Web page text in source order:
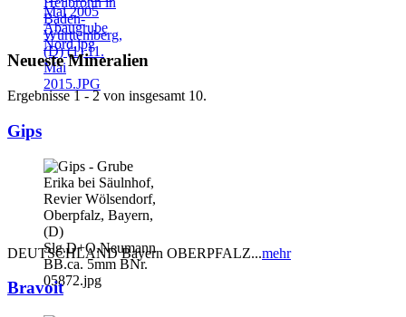
Neueste Mineralien
Ergebnisse 1 - 2 von insgesamt 10.
Gips
DEUTSCHLAND Bayern OBERPFALZ...mehr
Bravoit